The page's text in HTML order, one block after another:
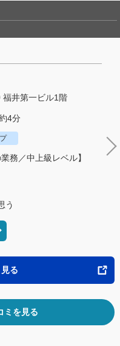
井第一ビル1階
4分
務／中上級レベル】
う
る
ミを見る